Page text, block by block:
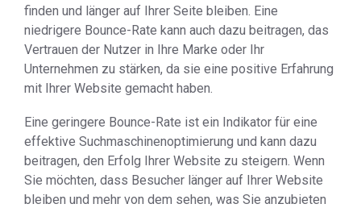
finden und länger auf Ihrer Seite bleiben. Eine
niedrigere Bounce-Rate kann auch dazu beitragen, das
Vertrauen der Nutzer in Ihre Marke oder Ihr
Unternehmen zu stärken, da sie eine positive Erfahrung
mit Ihrer Website gemacht haben.
Eine geringere Bounce-Rate ist ein Indikator für eine
effektive Suchmaschinenoptimierung und kann dazu
beitragen, den Erfolg Ihrer Website zu steigern. Wenn
Sie möchten, dass Besucher länger auf Ihrer Website
bleiben und mehr von dem sehen, was Sie anzubieten